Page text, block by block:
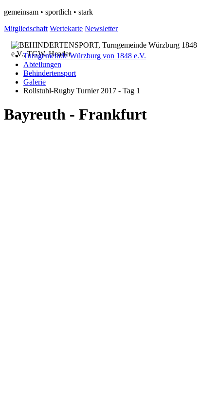
gemeinsam • sportlich • stark
Mitgliedschaft Wertekarte Newsletter
Turngemeinde Würzburg von 1848 e.V.
Abteilungen
Behindertensport
Galerie
Rollstuhl-Rugby Turnier 2017 - Tag 1
Bayreuth - Frankfurt